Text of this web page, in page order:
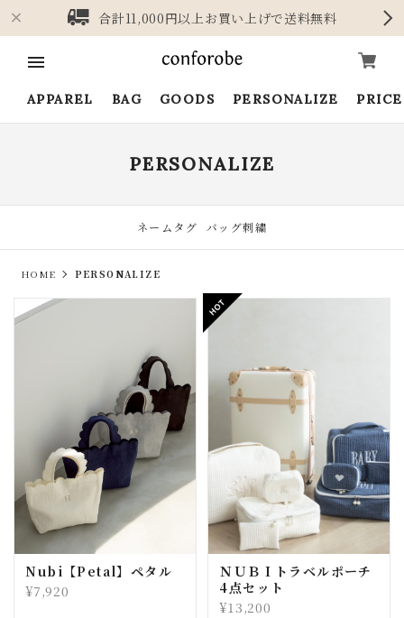
合計11,000円以上お買い上げで送料無料
APPAREL BAG GOODS PERSONALIZE
PERSONALIZE
ネームタグ バッグ刺繍
HOME PERSONALIZE
Nubi【Petal】ペタル
¥7,920
ＮＵＢＩトラベルポーチ
4点セット
¥13,200